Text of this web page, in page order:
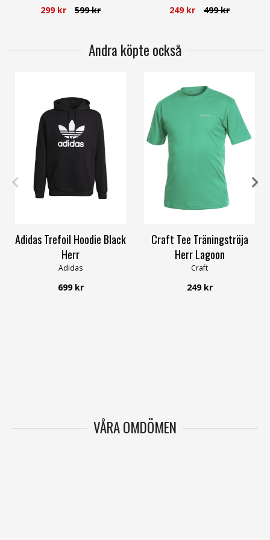
Superfit
299 kr 599 kr The North Face
249 kr 499 kr
Andra köpte också
Adidas Trefoil Hoodie Black
Herr
Adidas
699 kr
Craft Tee Träningströja
Herr Lagoon
Craft
249 kr
VÅRA OMDÖMEN